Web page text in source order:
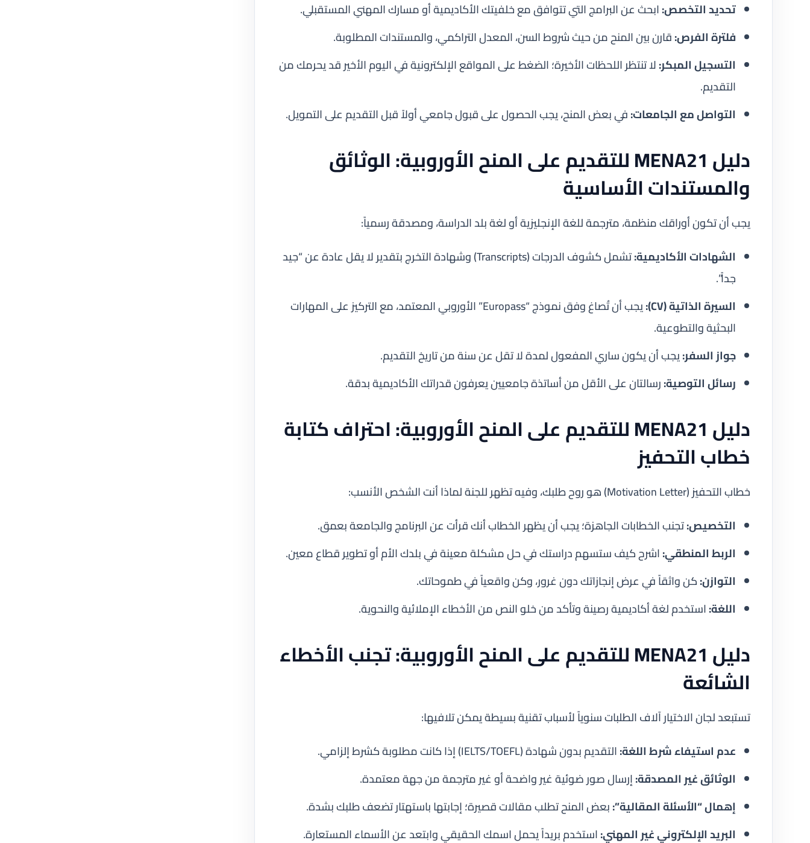
تحديد التخصص:ابحث عن البرامج التي تتوافق مع خلفيتك الأكاديمية أو مسارك المهني المستقبلي.
فلترة الفرص:قارن بين المنح من حيث شروط السن، المعدل التراكمي، والمستندات المطلوبة.
التسجيل المبكر:لا تنتظر اللحظات الأخيرة؛ الضغط على المواقع الإلكترونية في اليوم الأخير قد يحرمك من
التقديم.
التواصل مع الجامعات:في بعض المنح، يجب الحصول على قبول جامعي أولاً قبل التقديم على التمويل.
دليل MENA21 للتقديم على المنح الأوروبية: الوثائق
والمستندات الأساسية
يجب أن تكون أوراقك منظمة، مترجمة للغة الإنجليزية أو لغة بلد الدراسة، ومصدقة رسمياً:
الشهادات الأكاديمية:
تشمل كشوف الدرجات (Transcripts) وشهادة التخرج بتقدير لا يقل عادة عن “جيد
جداً”.
السيرة الذاتية (CV):
يجب أن تُصاغ وفق نموذج “Europass” الأوروبي المعتمد، مع التركيز على المهارات
البحثية والتطوعية.
جواز السفر:يجب أن يكون ساري المفعول لمدة لا تقل عن سنة من تاريخ التقديم.
رسائل التوصية:رسالتان على الأقل من أساتذة جامعيين يعرفون قدراتك الأكاديمية بدقة.
دليل MENA21 للتقديم على المنح الأوروبية: احتراف كتابة
خطاب التحفيز
خطاب التحفيز (Motivation Letter) هو روح طلبك، وفيه تظهر للجنة لماذا أنت الشخص الأنسب:
التخصيص:تجنب الخطابات الجاهزة؛ يجب أن يظهر الخطاب أنك قرأت عن البرنامج والجامعة بعمق.
الربط المنطقي:اشرح كيف ستسهم دراستك في حل مشكلة معينة في بلدك الأم أو تطوير قطاع معين.
التوازن:كن واثقاً في عرض إنجازاتك دون غرور، وكن واقعياً في طموحاتك.
اللغة:استخدم لغة أكاديمية رصينة وتأكد من خلو النص من الأخطاء الإملائية والنحوية.
دليل MENA21 للتقديم على المنح الأوروبية: تجنب الأخطاء
الشائعة
تستبعد لجان الاختيار آلاف الطلبات سنوياً لأسباب تقنية بسيطة يمكن تلافيها:
عدم استيفاء شرط اللغة:التقديم بدون شهادة (IELTS/TOEFL) إذا كانت مطلوبة كشرط إلزامي.
الوثائق غير المصدقة:إرسال صور ضوئية غير واضحة أو غير مترجمة من جهة معتمدة.
إهمال “الأسئلة المقالية”:بعض المنح تطلب مقالات قصيرة؛ إجابتها باستهتار تضعف طلبك بشدة.
البريد الإلكتروني غير المهني:استخدم بريداً يحمل اسمك الحقيقي وابتعد عن الأسماء المستعارة.